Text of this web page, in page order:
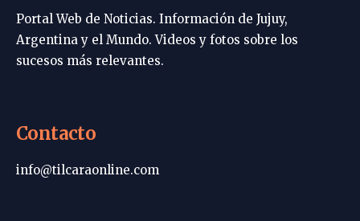
Portal Web de Noticias. Información de Jujuy,
Argentina y el Mundo. Videos y fotos sobre los
sucesos más relevantes.
Contacto
info@tilcaraonline.com